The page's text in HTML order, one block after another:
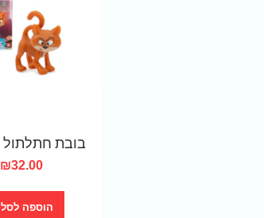
בובת חתלתול 5.5 ס"מ
₪32.00
הוספה לסל